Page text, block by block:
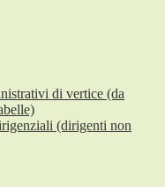
di vertice (da
(dirigenti non